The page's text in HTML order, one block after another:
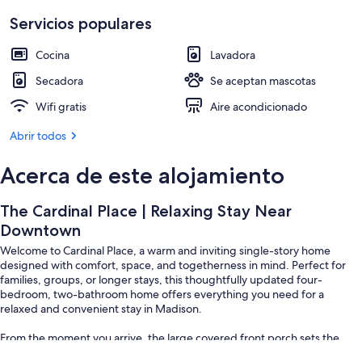
Servicios populares
Cocina
Lavadora
Secadora
Se aceptan mascotas
Wifi gratis
Aire acondicionado
Abrir todos
Acerca de este alojamiento
The Cardinal Place | Relaxing Stay Near
Downtown
Welcome to Cardinal Place, a warm and inviting single-story home
designed with comfort, space, and togetherness in mind. Perfect for
families, groups, or longer stays, this thoughtfully updated four-
bedroom, two-bathroom home offers everything you need for a
relaxed and convenient stay in Madison.
From the moment you arrive, the large covered front porch sets the